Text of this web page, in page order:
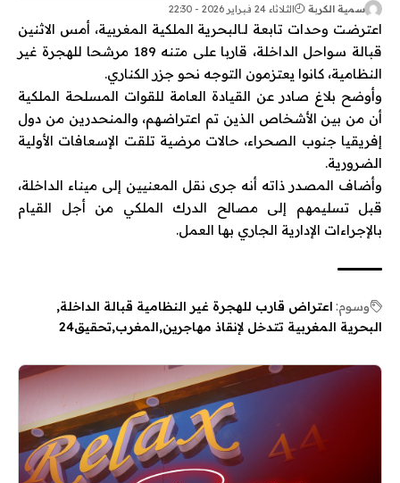
سمية الكربة الثلاثاء 24 فبراير 2026 - 22:30
اعترضت وحدات تابعة لـالبحرية الملكية المغربية، أمس الاثنين
قبالة سواحل الداخلة
، قاربا على متنه 189 مرشحا للهجرة غير
النظامية، كانوا يعتزمون التوجه نحو جزر الكناري.
وأوضح بلاغ صادر عن القيادة العامة للقوات المسلحة الملكية
أن من بين الأشخاص الذين تم اعتراضهم، والمنحدرين من دول
إفريقيا جنوب الصحراء، حالات مرضية تلقت الإسعافات الأولية
الضرورية.
وأضاف المصدر ذاته أنه جرى نقل المعنيين إلى ميناء الداخلة،
قبل تسليمهم إلى مصالح الدرك الملكي من أجل القيام
بالإجراءات الإدارية الجاري بها العمل.
وسوم: اعتراض قارب للهجرة غير النظامية قبالة الداخلة
البحرية المغربية تتدخل لإنقاذ مهاجرين المغرب تحقيق24